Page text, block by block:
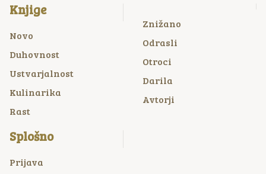
Knjige
Novo
Duhovnost
Ustvarjalnost
Kulinarika
Rast
Znižano
Odrasli
Otroci
Darila
Avtorji
Splošno
Prijava